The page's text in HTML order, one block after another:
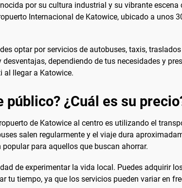
por su cultura industrial y su vibrante
Internacional de Katowice, ubicado a unos
optar por servicios de autobuses, taxis,
dependiendo de tus necesidades y
al llegar a Katowice.
¿Cuál es su
de Katowice al centro es utilizando el
salen regularmente y el viaje dura
para aquellos que buscan ahorrar.
de experimentar la vida local. Puedes adquirir
tu tiempo, ya que los servicios pueden variar en